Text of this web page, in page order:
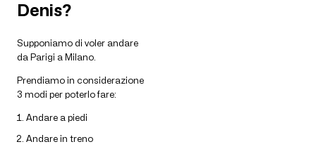
Denis?
Supponiamo di voler andare
da Parigi a Milano.
Prendiamo in considerazione
3 modi per poterlo fare:
Andare a piedi
Andare in treno